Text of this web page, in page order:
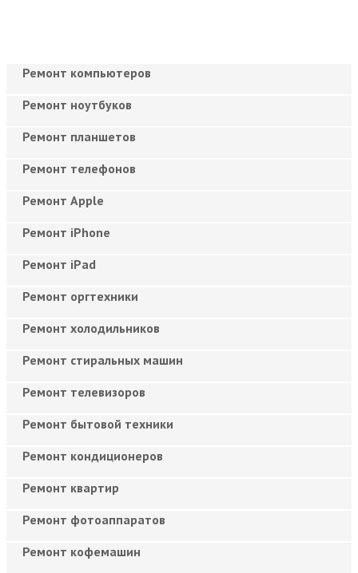
Ремонт компьютеров
Ремонт ноутбуков
Ремонт планшетов
Ремонт телефонов
Ремонт Apple
Ремонт iPhone
Ремонт iPad
Ремонт оргтехники
Ремонт холодильников
Ремонт стиральных машин
Ремонт телевизоров
Ремонт бытовой техники
Ремонт кондиционеров
Ремонт квартир
Ремонт фотоаппаратов
Ремонт кофемашин